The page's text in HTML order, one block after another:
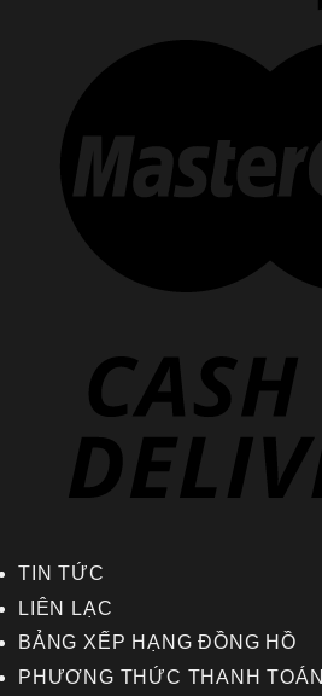
TIN TỨC
LIÊN LẠC
BẢNG XẾP HẠNG ĐỒNG HỒ
PHƯƠNG THỨC THANH TOÁN